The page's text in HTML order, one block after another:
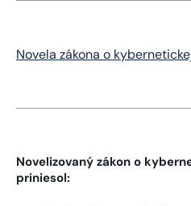
Novela zákona o
Novelizovaný zákon o
priniesol: